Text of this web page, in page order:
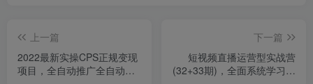
上一篇
2022最新实操CPS正规变现
项目，全自动推广全自动躺
下一篇
短视频直播运营型实战营
(32+33期)，全面系统学习，